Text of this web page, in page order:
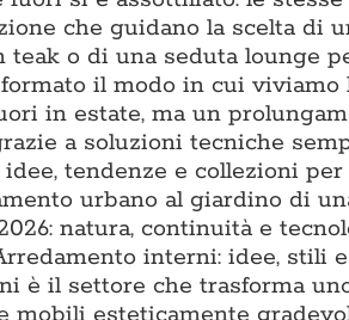
che guidano la scelta di
teak o di una seduta lounge
il modo in cui
in estate, ma un
a soluzioni tecniche
tendenze e collezioni
urbano al giardino di
natura, continuità e
interni: idee, stili
è il settore che trasforma